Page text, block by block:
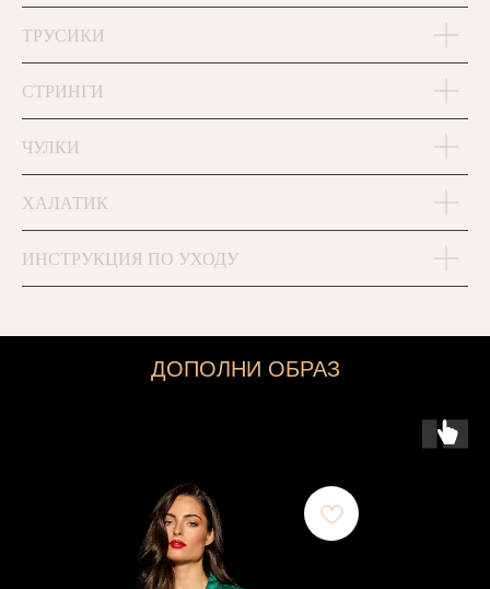
ТРУСИКИ
СТРИНГИ
ЧУЛКИ
ХАЛАТИК
ИНСТРУКЦИЯ ПО УХОДУ
ДОПОЛНИ ОБРАЗ